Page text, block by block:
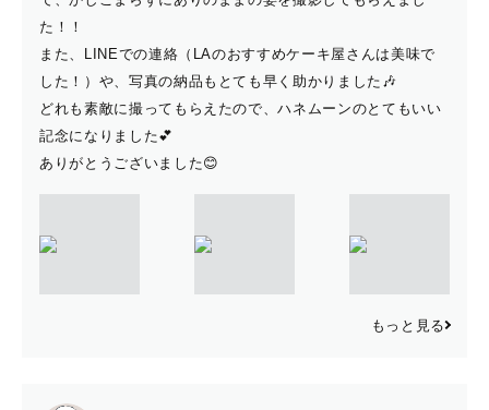
た！！
また、LINEでの連絡（LAのおすすめケーキ屋さんは美味で
した！）や、写真の納品もとても早く助かりました🎶
どれも素敵に撮ってもらえたので、ハネムーンのとてもいい
記念になりました︎💕︎
ありがとうございました😊
もっと見る